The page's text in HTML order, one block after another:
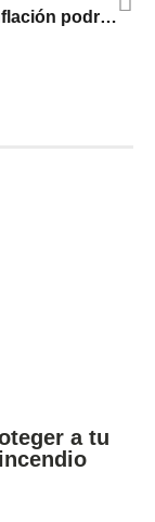
Cómo la inflación podría decidir la presidencia en 2024
a tu